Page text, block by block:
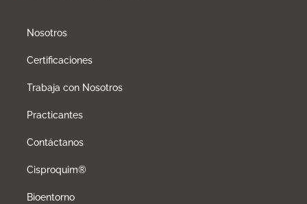
Nosotros
Certificaciones
Trabaja con Nosotros
Practicantes
Contáctanos
Cisproquim®
Bioentorno